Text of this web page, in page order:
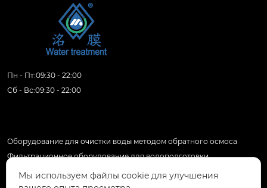
Пн - Пт:09:30 - 22:00
Сб - Вс:09:30 - 22:00
Оборудование для очистки воды методом обратного осмоса
Фильтрационное оборудование для водоподготовки
Комплексное оборудование для очистки воды
Оборудование для очистки воды методом ультрафильтрации
Мы используем файлы cookie для улучшения